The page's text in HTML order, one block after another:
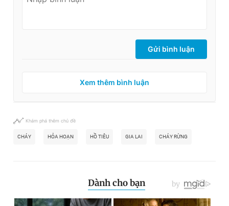
Gửi bình luận
Xem thêm bình luận
Khám phá thêm chủ đề
CHÁY HỎA HOẠN HỒ TIÊU GIA LAI CHÁY RỪNG